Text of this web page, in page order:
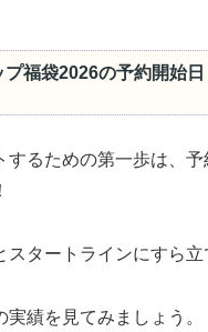
プ福袋2026の予約開始
するための第一歩は、
スタートラインにすら立
実績を見てみましょう。